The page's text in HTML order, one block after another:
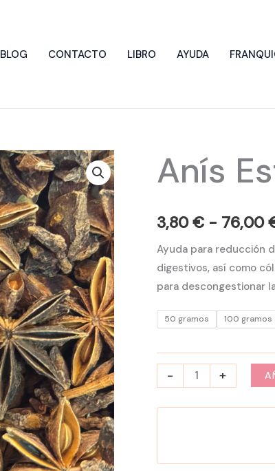
BLOG CONTACTO LIBRO AYUDA
Anís
3,80€ - 76,00
Ayuda para reducción
digestivos, así como
para descongestionar
50 gramos 100 gramos
-
Anís
Estrellado
+